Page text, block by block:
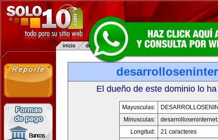
El dueño de este dominio lo
Mayusculas:
Minusculas:
Longitud:
21 caracteres